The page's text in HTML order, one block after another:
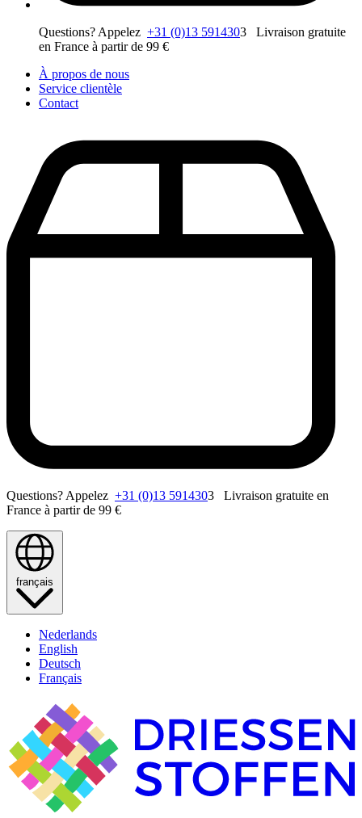
Questions? Appelez +31 (0)13 5914303 Livraison gratuite
en France à partir de 99 €
À propos de nous
Service clientèle
Contact
Questions? Appelez +31 (0)13 5914303 Livraison gratuite en
France à partir de 99 €
français
Nederlands
English
Deutsch
Français